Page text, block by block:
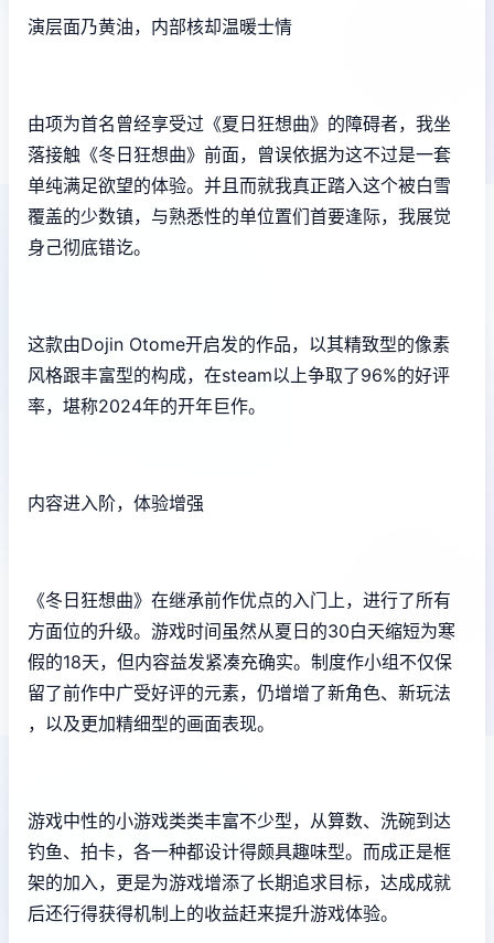
演层面乃黄油，内部核却温暖士情
由项为首名曾经享受过《夏日狂想曲》的障碍者，我坐
落接触《冬日狂想曲》前面，曾误依据为这不过是一套​​
单纯满足欲望的体验​​。并且而就我真正踏入这个被白雪
覆盖的少数镇，与熟悉性的单位置们首要逢际，我展觉
身己彻底错讫。
这款由Dojin Otome开启发的作品，以其精致型的像素
风格跟丰富型的构成，在steam以上争取了​​96%的好评
率​​，堪称2024年的开年巨作。
内容进入阶，体验增强
《冬日狂想曲》在继承前作优点的入门上，进行了所有
方面位的升级。游戏时间虽然从夏日的30白天缩短为寒
假的18天，但内容益发紧凑充确实。制度作小组不仅保
留了前作中广受好评的元素，仍增增了​​新角色、新玩法​​
，以及更加精细型的画面表现。
游戏中性的小游戏类类丰富不少型，从算数、洗碗到达
钓鱼、拍卡，各一种都设计得颇具趣味型。而​​成正是框
架的加入​​，更是为游戏增添了长期追求目标，达成成就
后还行得获得机制上的收益赶来提升游戏体验。